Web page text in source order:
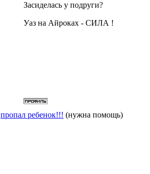
Засиделась у подруги?
Уаз на Айроках - СИЛА !
пропал ребенок!!! (нужна помощь)